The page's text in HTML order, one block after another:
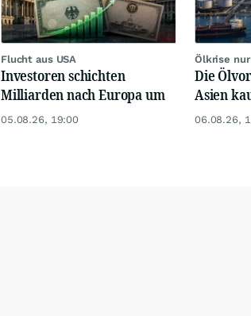
Flucht aus USA
Investoren schichten
Milliarden nach Europa um
05.08.26, 19:00
Ölkrise nur
Die
Asien
06.08.26,